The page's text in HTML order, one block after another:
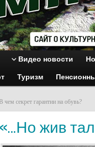
Видео новости
Туризм
В чем секрет гарантии на обувь?
«…Но жив